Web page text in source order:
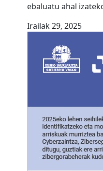
ebaluatu ahal
Irailak 29, 2025